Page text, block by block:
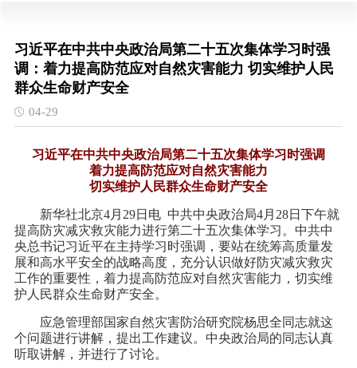
习近平在中共中央政治局第二十五次集体学习时强
调：着力提高防范应对自然灾害能力 切实维护人民
群众生命财产安全
04-29
习近平在中共中央政治局第二十五次集体学习时强调
着力提高防范应对自然灾害能力
切实维护人民群众生命财产安全
新华社北京4月29日电 中共中央政治局4月28日下午就
提高防灾减灾救灾能力进行第二十五次集体学习。中共中
央总书记习近平在主持学习时强调，要站在统筹高质量发
展和高水平安全的战略高度，充分认识做好防灾减灾救灾
工作的重要性，着力提高防范应对自然灾害能力，切实维
护人民群众生命财产安全。
应急管理部国家自然灾害防治研究院杨思全同志就这
个问题进行讲解，提出工作建议。中央政治局的同志认真
听取讲解，并进行了讨论。